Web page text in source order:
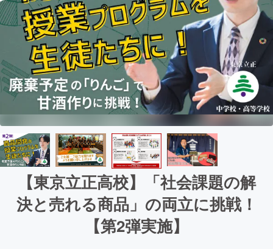
【東京立正高校】「社会課題の解
決と売れる商品」の両立に挑戦！
【第2弾実施】